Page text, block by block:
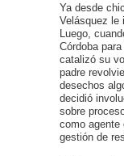
Ya desde
Velásquez le
Luego,
Córdoba
catalizó su
padre
desechos
decidió
sobre
como agente
gestión de